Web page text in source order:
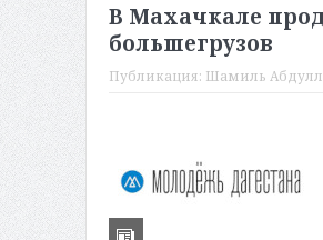
В Махачкале
большегрузов
Публикация: Шамиль